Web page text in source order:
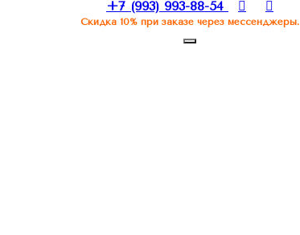
+7 (993) 993-88-54
Скидка 10% при заказе через мессенджеры.